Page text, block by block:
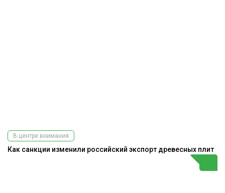
В центре внимания
Как санкции изменили российский экспорт древесных плит